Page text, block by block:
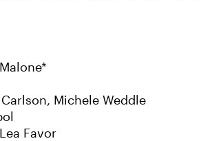
Michele Weddle
Favor